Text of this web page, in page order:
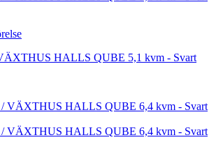
HALLS QUBE 5,1 kvm - Svart